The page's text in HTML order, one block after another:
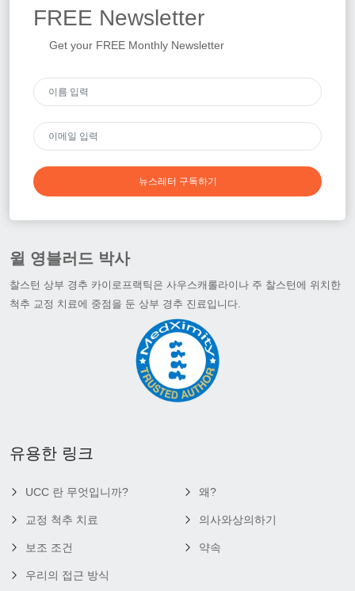
FREE Newsletter
Get your FREE Monthly Newsletter
뉴스레터 구독하기
윌 영블러드 박사
찰스턴 상부 경추 카이로프랙틱은 사우스캐롤라이나 주 찰스턴에 위치한
척추 교정 치료에 중점을 둔 상부 경추 진료입니다.
유용한 링크
UCC 란 무엇입니까?
교정 척추 치료
보조 조건
우리의 접근 방식
왜?
의사와상의하기
약속